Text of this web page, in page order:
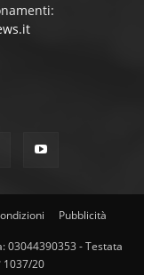
Pubblicità
03044390353 - Testata
1037/20